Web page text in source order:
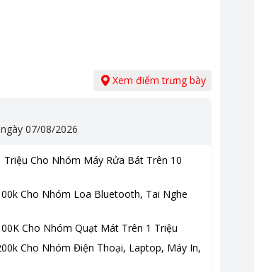
Xem điểm trưng bày
07/08/2026
Triệu Cho Nhóm Máy Rửa Bát Trên 10
Cho Nhóm Loa Bluetooth, Tai Nghe
Cho Nhóm Quạt Mát Trên 1 Triệu
Cho Nhóm Điện Thoại, Laptop, Máy In,